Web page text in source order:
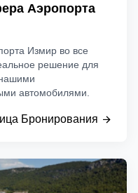
Аэропорта
Измир во все
решение для
автомобилями.
Бронирования